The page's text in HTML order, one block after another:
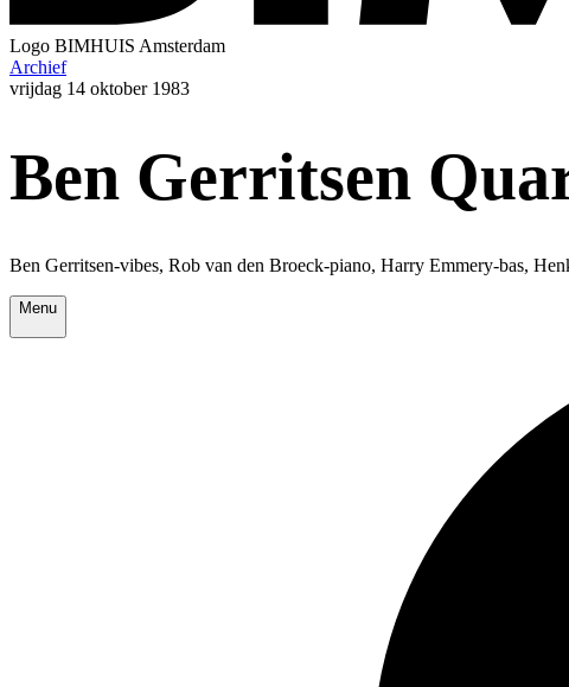
Logo BIMHUIS Amsterdam
Archief
vrijdag 14 oktober 1983
Ben Gerritsen
Ben Gerritsen-vibes, Rob van den Broeck-piano, Harry Emmery-bas,
Menu